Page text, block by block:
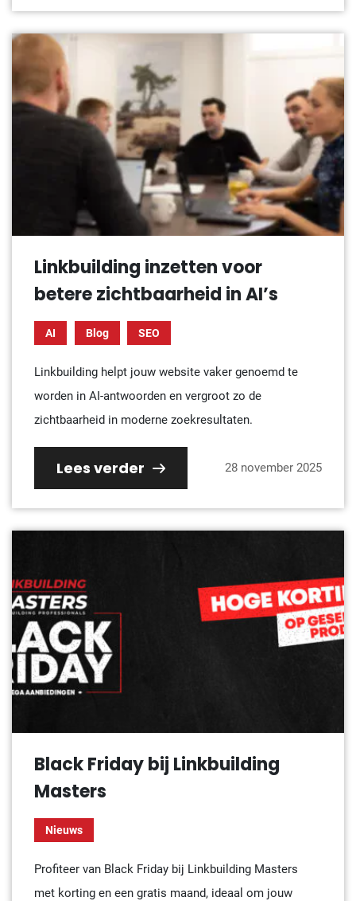
Linkbuilding inzetten voor
betere zichtbaarheid in AI’s
AI Blog SEO
Linkbuilding helpt jouw website vaker genoemd te
worden in AI-antwoorden en vergroot zo de
zichtbaarheid in moderne zoekresultaten.
Lees verder 28 november 2025
Black Friday bij Linkbuilding
Masters
Nieuws
Profiteer van Black Friday bij Linkbuilding Masters
met korting en een gratis maand, ideaal om jouw